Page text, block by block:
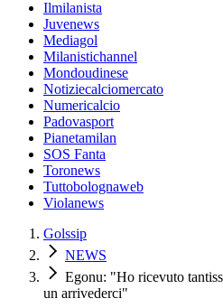
Ilmilanista
Juvenews
Mediagol
Milanistichannel
Mondoudinese
Notiziecalciomercato
Numericalcio
Padovasport
Pianetamilan
SOS Fanta
Toronews
Tuttobolognaweb
Violanews
Golssip
NEWS
Egonu: "Ho ricevuto
un arrivederci"